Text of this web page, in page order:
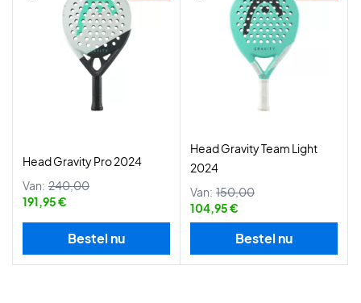
Head Gravity Pro 2024
Van: 240,00
191,95 €
Bestel nu
Head Gravity Team Light
2024
Van: 150,00
104,95 €
Bestel nu